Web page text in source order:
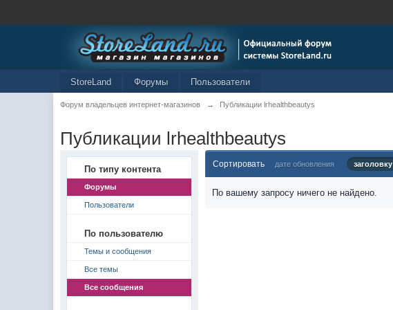
StoreLand Форумы Пользователи
Форум владельцев интернет-магазинов → Публикации lrhealthbeautys
Публикации lrhealthbeautys
По типу контента
Форумы
Пользователи
По пользователю
Темы и сообщения
Все темы
Все сообщения
Сортировать дате обновления заголовку
По вашему запросу ничего не найдено.